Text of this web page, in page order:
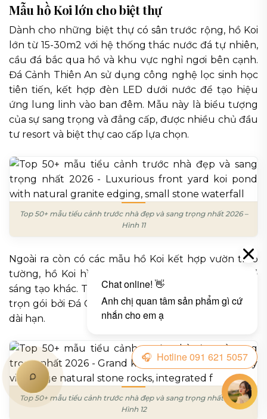
Mẫu hồ Koi lớn cho biệt thự
Dành cho những biệt thự có sân trước rộng, hồ Koi
lớn từ 15-30m2 với hệ thống thác nước đá tự nhiên,
cầu đá bắc qua hồ và khu vực nghỉ ngơi bên cạnh.
Đá Cảnh Thiên An sử dụng công nghệ lọc sinh học
tiên tiến, kết hợp đèn LED dưới nước để tạo hiệu
ứng lung linh vào ban đêm. Mẫu này là biểu tượng
của sự sang trọng và đẳng cấp, được nhiều chủ đầu
tư resort và biệt thự cao cấp lựa chọn.
Top 50+ mẫu tiểu cảnh trước nhà đẹp và sang trọng nhất 2026 –
Hình 11
Ngoài ra còn có các mẫu hồ Koi kết hợp vườn treo
tường, hồ Koi hình bán nguyệt và nhiều biến thể
sáng tạo khác. Tất cả đều được thiết kế và thi công
trọn gói bởi Đá Cảnh Thiên An với chế độ bảo hành
dài hạn.
Top 50+ mẫu tiểu cảnh trước nhà đẹp và sang trọng nhất 2026 –
Hình 12